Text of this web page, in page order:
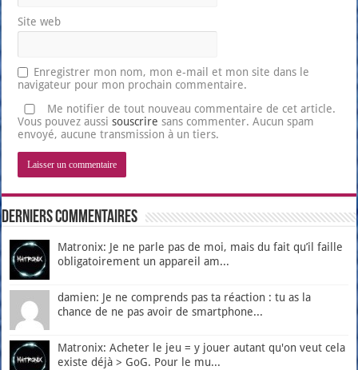
Site web
Enregistrer mon nom, mon e-mail et mon site dans le
navigateur pour mon prochain commentaire.
Me notifier de tout nouveau commentaire de cet article.
Vous pouvez aussisouscrire sans commenter. Aucun spam
envoyé, aucune transmission à un tiers.
Derniers Commentaires
Matronix: Je ne parle pas de moi, mais du fait qu’il faille
obligatoirement un appareil am...
damien: Je ne comprends pas ta réaction : tu as la
chance de ne pas avoir de smartphone...
Matronix: Acheter le jeu = y jouer autant qu'on veut cela
existe déjà > GoG. Pour le mu...